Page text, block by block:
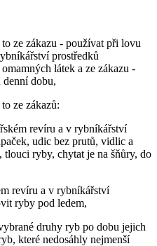
ze zákazu - používat při lovu
prostředků
látek a ze zákazu -
dobu,
ze zákazů:
revíru a v rybníkářství
udic bez prutů, vidlic a
tlouci ryby, chytat je na šňůry, do
revíru a v rybníkářství
ryby pod ledem,
druhy ryb po dobu jejich
které nedosáhly nejmenší